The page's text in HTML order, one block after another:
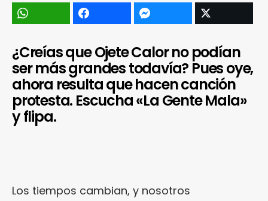
¿Creías que Ojete Calor no podían
ser más grandes todavía? Pues oye,
ahora resulta que hacen canción
protesta. Escucha «La Gente Mala»
y flipa.
Los tiempos cambian, y nosotros